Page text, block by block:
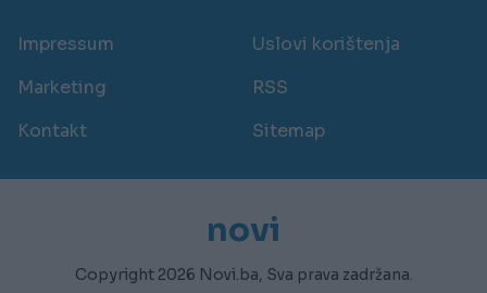
Impressum
Uslovi korištenja
Marketing
RSS
Kontakt
Sitemap
novi
Copyright 2026 Novi.ba, Sva prava zadržana.